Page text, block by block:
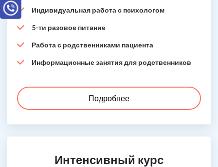
Индивидуальная работа с психологом
5-ти разовое питание
Работа с родственниками пациента
Информационные занятия для родственников
Подробнее
Интенсивный курс